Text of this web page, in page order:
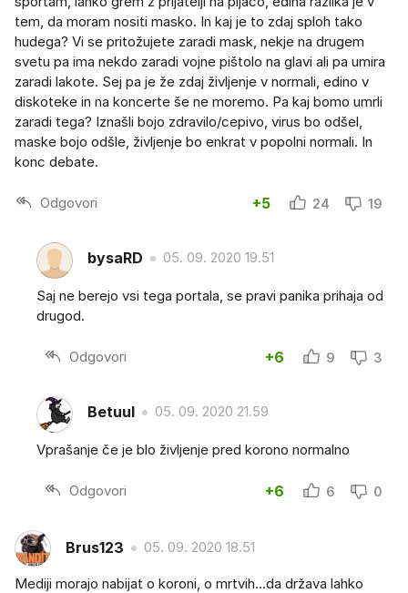
tem, da moram nositi masko. In kaj je to zdaj sploh tako
hudega? Vi se pritožujete zaradi mask, nekje na drugem
svetu pa ima nekdo zaradi vojne pištolo na glavi ali pa umira
zaradi lakote. Sej pa je že zdaj življenje v normali, edino v
diskoteke in na koncerte še ne moremo. Pa kaj bomo umrli
zaradi tega? Iznašli bojo zdravilo/cepivo, virus bo odšel,
maske bojo odšle, življenje bo enkrat v popolni normali. In
konc debate.
Odgovori +5 24 19
bysaRD 05. 09. 2020 19.51
Saj ne berejo vsi tega portala, se pravi panika prihaja od
drugod.
Odgovori +6 9 3
Betuul 05. 09. 2020 21.59
Vprašanje če je blo življenje pred korono normalno
Odgovori +6 6 0
Brus123 05. 09. 2020 18.51
Mediji morajo nabijat o koroni, o mrtvih...da država lahko